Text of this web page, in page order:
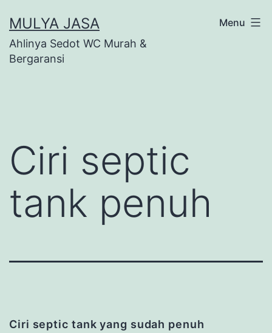
to
content
MULYA JASA
Ahlinya Sedot WC Murah &
Bergaransi
Menu
Ciri septic
tank penuh
Ciri septic tank yang sudah penuh